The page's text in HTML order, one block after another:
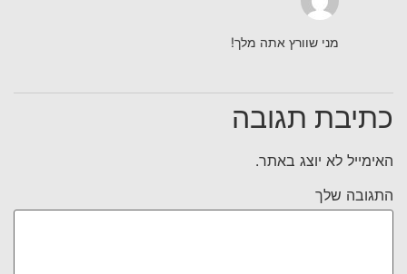
מני שוורץ אתה מלך!
כתיבת תגובה
האימייל לא יוצג באתר.
התגובה שלך